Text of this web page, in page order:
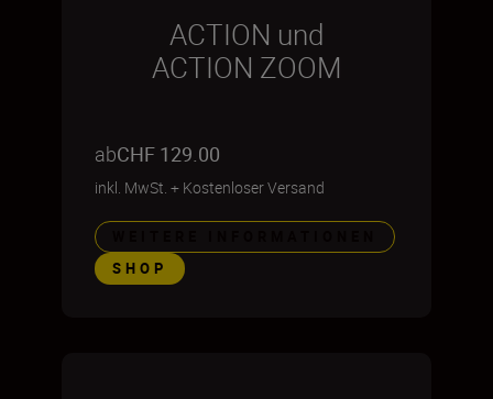
ACTION und
ACTION ZOOM
abCHF 129.00
inkl. MwSt. + Kostenloser Versand
SHOP